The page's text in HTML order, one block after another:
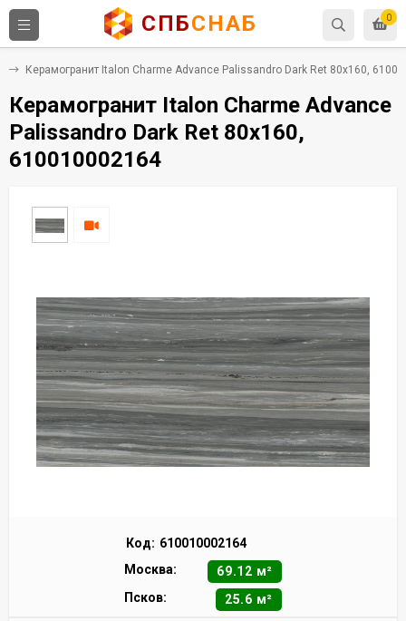
0
СПБСНАБ
Керамогранит Italon Charme Advance Palissandro Dark Ret 80x160,
Керамогранит Italon Charme Advance
Palissandro Dark Ret 80x160,
610010002164
Код: 610010002164
Москва:
69.12 м²
Псков:
25.6 м²